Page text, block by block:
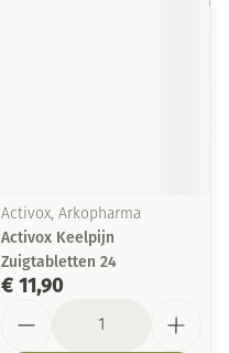
Activox, Arkopharma
Activox Keelpijn
Zuigtabletten 24
€ 11,90